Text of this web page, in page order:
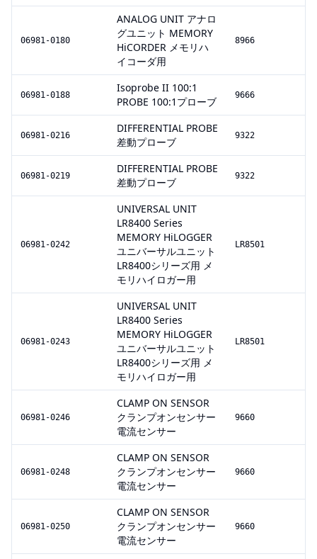
06981-0180
ANALOG UNIT アナロ
グユニット MEMORY
HiCORDER メモリハ
イコーダ用
8966
06981-0188
Isoprobe II 100:1
PROBE 100:1プローブ
9666
06981-0216
DIFFERENTIAL PROBE
差動プローブ
9322
06981-0219
DIFFERENTIAL PROBE
差動プローブ
9322
06981-0242
UNIVERSAL UNIT
LR8400 Series
MEMORY HiLOGGER
ユニバーサルユニット
LR8400シリーズ用 メ
モリハイロガー用
LR8501
06981-0243
UNIVERSAL UNIT
LR8400 Series
MEMORY HiLOGGER
ユニバーサルユニット
LR8400シリーズ用 メ
モリハイロガー用
LR8501
06981-0246
CLAMP ON SENSOR
クランプオンセンサー
電流センサー
9660
06981-0248
CLAMP ON SENSOR
クランプオンセンサー
電流センサー
9660
06981-0250
CLAMP ON SENSOR
クランプオンセンサー
電流センサー
9660